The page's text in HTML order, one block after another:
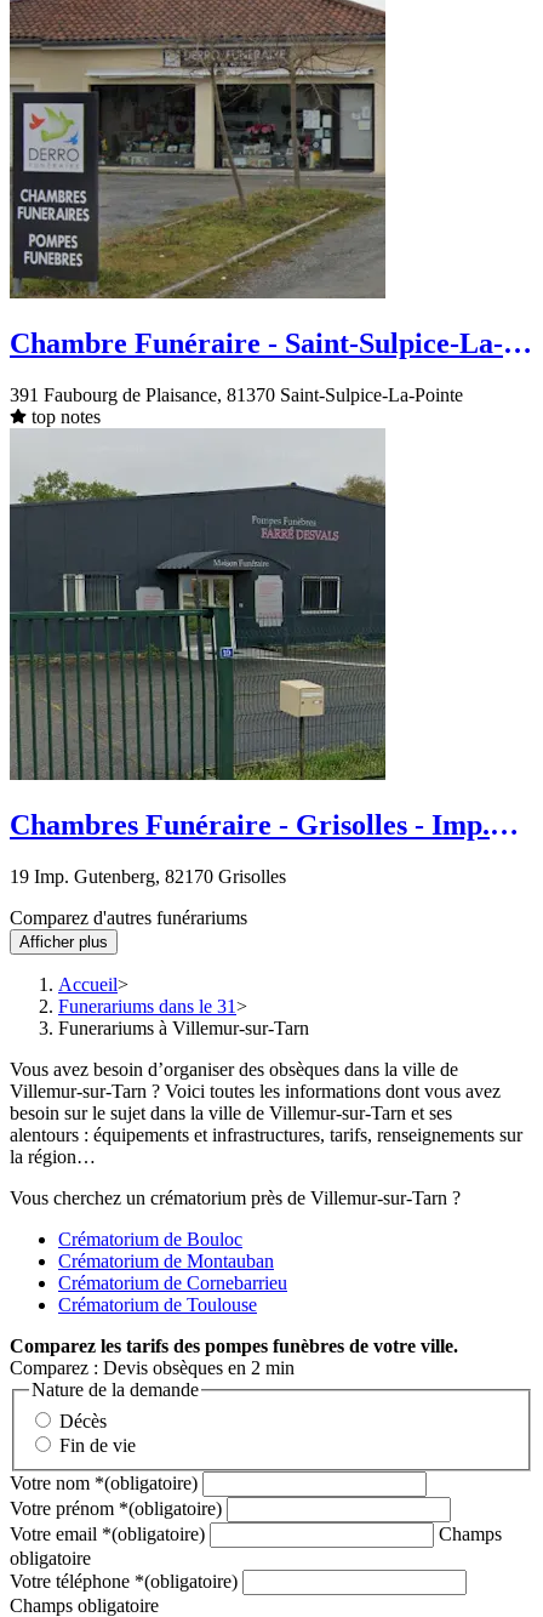
Chambre Funéraire - Saint-Sulpice-La-
391 Faubourg de Plaisance, 81370 Saint-Sulpice-La-Pointe
top notes
Chambres Funéraire - Grisolles - Imp.
19 Imp. Gutenberg, 82170 Grisolles
Comparez d'autres funérariums
Afficher plus
Accueil
Funerariums dans le 31
Funerariums à Villemur-sur-Tarn
Vous avez besoin d’organiser des obsèques dans la ville de
Villemur-sur-Tarn ? Voici toutes les informations dont vous avez
besoin sur le sujet dans la ville de Villemur-sur-Tarn et ses
alentours : équipements et infrastructures, tarifs, renseignements sur
la région…
Vous cherchez un crématorium près de Villemur-sur-Tarn ?
Crématorium de Bouloc
Crématorium de Montauban
Crématorium de Cornebarrieu
Crématorium de Toulouse
Comparez les tarifs des pompes funèbres de votre ville.
Comparez : Devis obsèques en 2 min
Nature de la demande
Décès
Fin de vie
Votre nom *(obligatoire)
Votre prénom *(obligatoire)
Votre email *(obligatoire)
Champs
obligatoire
Votre téléphone *(obligatoire)
Champs obligatoire